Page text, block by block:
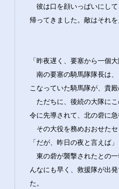
彼は口を顔いっぱいにして
帰ってきました。敵はそれ
「昨夜遅く、要塞から一個
南の要塞の騎馬隊隊長は、
こなっていた騎馬隊が、貴
ただちに、後続の大隊に
令に先導されて、北の砦に
その大役を務めおおせたセ
「だが、昨日の夜と言えば」
東の砦が襲撃されたとの一
んなにも早く、救援隊が出
た。